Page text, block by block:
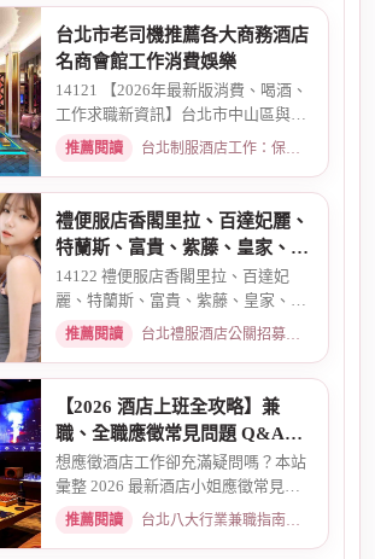
台北市老司機推薦各大商務酒店
名商會館工作消費娛樂
14121 【2026年最新版消費、喝酒、
工作求職新資訊】台北市中山區與東
區酒店老司機推薦舒壓會館、...
推薦閱讀 台北制服酒店工作：保障現領薪資與職缺總覽 · 2026-04-01
禮便服店香閣里拉、百達妃麗、
特蘭斯、富貴、紫藤、皇家、金
典酒店消費
14122 禮便服店香閣里拉、百達妃
麗、特蘭斯、富貴、紫藤、皇家、金
典、消費喝酒 、金拿督、101會...
推薦閱讀 台北禮服酒店公關招募：兼職工作內容與薪資規範 · 2026-06-04
【2026 酒店上班全攻略】兼
職、全職應徵常見問題 Q&A：
薪資、安全、環境全解析
想應徵酒店工作卻充滿疑問嗎？本站
彙整 2026 最新酒店小姐應徵常見問
題 Q&A。深入解析全職與兼職...
推薦閱讀 台北八大行業兼職指南：熱門職缺與求職須知 · 2026-03-09